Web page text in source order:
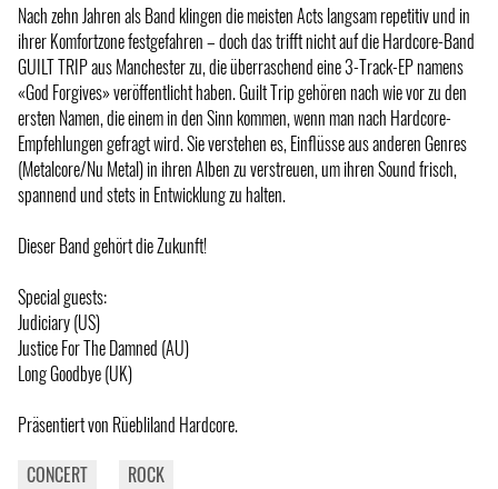
Nach zehn Jahren als Band klingen die meisten Acts langsam repetitiv und in
ihrer Komfortzone festgefahren – doch das trifft nicht auf die Hardcore-Band
GUILT TRIP aus Manchester zu, die überraschend eine 3-Track-EP namens
«God Forgives» veröffentlicht haben. Guilt Trip gehören nach wie vor zu den
ersten Namen, die einem in den Sinn kommen, wenn man nach Hardcore-
Empfehlungen gefragt wird. Sie verstehen es, Einflüsse aus anderen Genres
(Metalcore/Nu Metal) in ihren Alben zu verstreuen, um ihren Sound frisch,
spannend und stets in Entwicklung zu halten.
Dieser Band gehört die Zukunft!
Special guests:
Judiciary (US)
Justice For The Damned (AU)
Long Goodbye (UK)
Präsentiert von Rüebliland Hardcore.
CONCERT
ROCK